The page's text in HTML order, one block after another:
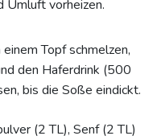
Umluft vorheizen.
Topf schmelzen,
den Haferdrink (500
bis die Soße eindickt.
(2 TL), Senf (2 TL)